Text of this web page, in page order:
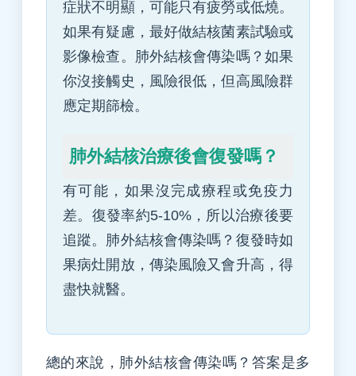
症狀不明顯，可能只有疲勞或低燒。
如果有疑慮，最好做結核菌素試驗或
影像檢查。肺外結核會傳染嗎？如果
你沒接觸史，風險很低，但高風險群
應定期篩檢。
肺外結核治療後會復發嗎？
有可能，如果沒完成療程或免疫力
差。復發率約5-10%，所以治療後要
追蹤。肺外結核會傳染嗎？復發時如
果病灶開放，傳染風險又會升高，得
盡快就醫。
總的來說，肺外結核會傳染嗎？答案是多